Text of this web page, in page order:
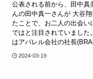
公表される前から、田中真
んの田中真一さんが 大谷
たことで、お二人の出会い
ではと注目されていました
はアパレル会社の社長
2024-03-19